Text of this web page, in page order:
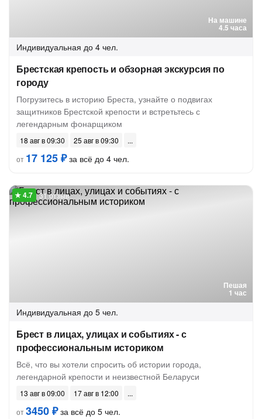
На машине
4.5 часа
Индивидуальная до 4 чел.
Брестская крепость и обзорная экскурсия по
городу
Погрузитесь в историю Бреста, узнайте о подвигах
защитников Брестской крепости и встретьтесь с
легендарным фонарщиком
18 авг в 09:30
25 авг в 09:30
от 17 125 ₽за всё до 4 чел.
Пешая
1 час
31 отзыв
Индивидуальная до 5 чел.
Брест в лицах, улицах и событиях - с
профессиональным историком
Всё, что вы хотели спросить об истории города,
легендарной крепости и неизвестной Беларуси
13 авг в 09:00
17 авг в 12:00
от3450 ₽за всё до 5 чел.